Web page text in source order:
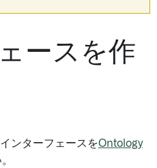
ースを作
ンターフェースをOntology